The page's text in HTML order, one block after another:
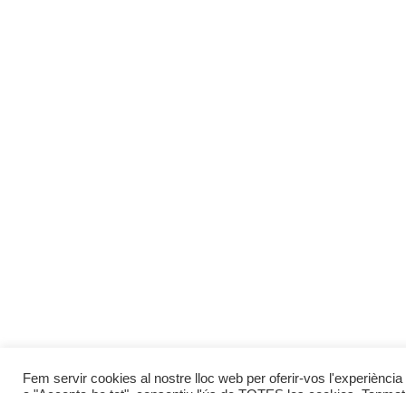
Fem servir cookies al nostre lloc web per oferir-vos